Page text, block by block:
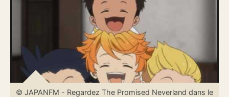
© JAPANFM - Regardez The Promised Neverland dans le